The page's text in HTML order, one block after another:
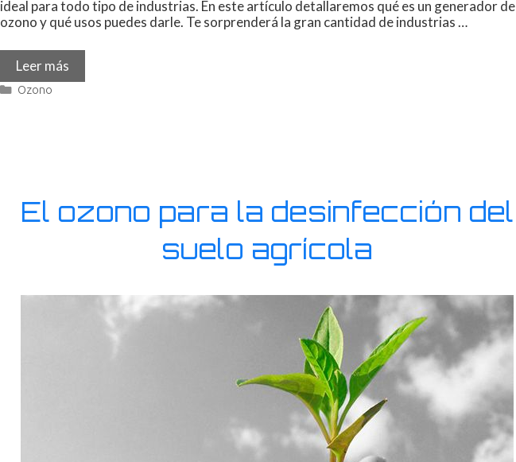
ideal para todo tipo de industrias. En este artículo detallaremos qué es un generador de
ozono y qué usos puedes darle. Te sorprenderá la gran cantidad de industrias …
Leer más
Ozono
El ozono para la desinfección del
suelo agrícola